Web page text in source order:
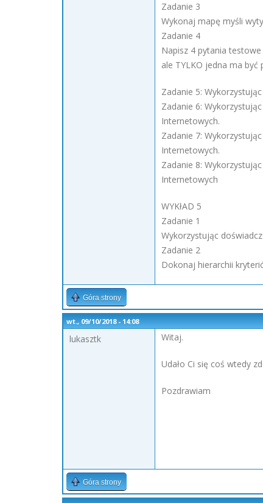
Zadanie 3
Wykonaj mapę myśli
Zadanie 4
Napisz 4 pytania
ale TYLKO jedna ma być
Zadanie 5:
Zadanie 6:
Internetowych.
Zadanie 7:
Internetowych.
Zadanie 8:
Internetowych
WYKłAD 5
Zadanie 1
Wykorzystując
Zadanie 2
Dokonaj hierarchii
Góra strony
wt., 09/10/2018 - 14:08
lukasztk
Witaj.
Udało Ci się coś wtedy
Pozdrawiam
Góra strony